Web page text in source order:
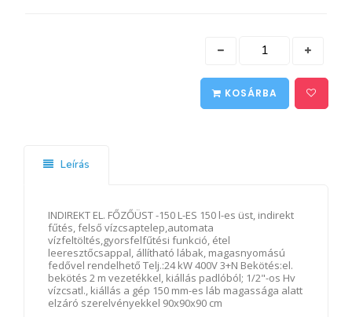
KOSÁRBA
Leírás
INDIREKT EL. FŐZŐÜST -150 L-ES 150 l-es üst, indirekt
fűtés, felső vízcsaptelep,automata
vízfeltöltés,gyorsfelfűtési funkció, étel
leeresztőcsappal, állítható lábak, magasnyomású
fedővel rendelhető Telj.:24 kW 400V 3+N Bekötés:el.
bekötés 2 m vezetékkel, kiállás padlóból; 1/2"-os Hv
vízcsatl., kiállás a gép 150 mm-es láb magassága alatt
elzáró szerelvényekkel 90x90x90 cm